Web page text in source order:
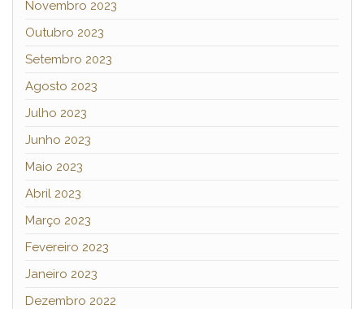
Novembro 2023
Outubro 2023
Setembro 2023
Agosto 2023
Julho 2023
Junho 2023
Maio 2023
Abril 2023
Março 2023
Fevereiro 2023
Janeiro 2023
Dezembro 2022